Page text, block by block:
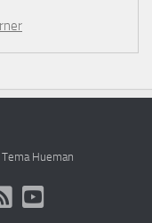
Tema Hueman